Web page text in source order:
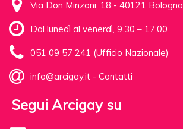
Via Don Minzoni, 18 - 40121 Bologna
Dal lunedì al venerdì, 9.30 – 17.00
051 09 57 241 (Ufficio Nazionale)
info@arcigay.it - Contatti
Segui Arcigay su